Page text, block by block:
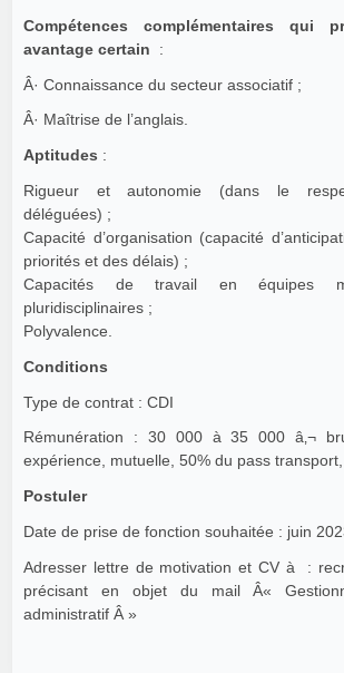
Compétences complémentaires qui
avantage certain
:
Â· Connaissance du secteur associatif ;
Â· Maîtrise de l’anglais.
Aptitudes :
Rigueur et autonomie (dans le
déléguées) ;
Capacité d’organisation (capacité
priorités et des délais) ;
Capacités de travail en équipes
pluridisciplinaires ;
Polyvalence.
Conditions
Type de contrat : CDI
Rémunération : 30 000 à 35 000 â‚¬
expérience, mutuelle, 50% du pass
Postuler
Date de prise de fonction souhaitée : juin
Adresser lettre de motivation et CV à :
précisant en objet du mail Â«
administratif Â »